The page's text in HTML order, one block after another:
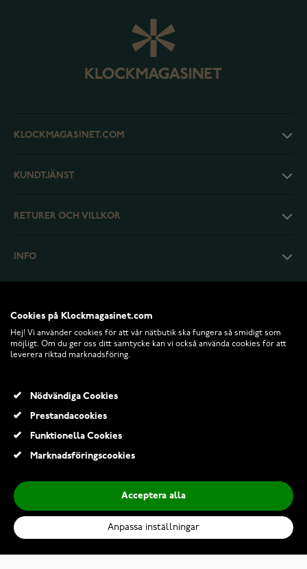
KLOCKMAGASINET.COM
KUNDTJÄNST
RETURER OCH VILLKOR
INFO
Gant Graduate K280007-BL
636,00 Kr 795,00 Kr
Cookies på Klockmagasinet.com
Hej! Vi använder cookies för att vår nätbutik ska fungera så smidigt som
möjligt. Om du ger oss ditt samtycke kan vi också använda cookies för att
leverera riktad marknadsföring.
Nödvändiga Cookies
Prestandacookies
Funktionella Cookies
Marknadsföringscookies
Acceptera alla
Anpassa inställningar